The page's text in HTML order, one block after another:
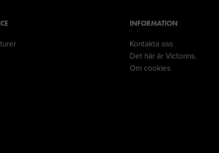
INFORMATION
Kontakta oss
Det här är Victorins.
Om cookies